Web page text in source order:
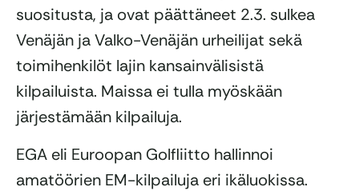
suositusta, ja ovat päättäneet 2.3. sulkea
Venäjän ja Valko-Venäjän urheilijat sekä
toimihenkilöt lajin kansainvälisistä
kilpailuista. Maissa ei tulla myöskään
järjestämään kilpailuja.
EGA eli Euroopan Golfliitto hallinnoi
amatöörien EM-kilpailuja eri ikäluokissa.